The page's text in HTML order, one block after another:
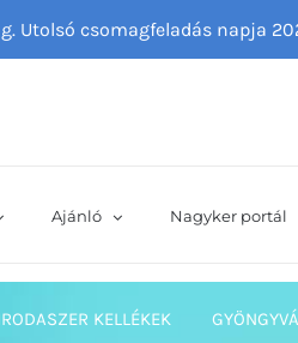
Ajánló Nagyker portál
KELLÉKEK
Utolsó csomagfeladás napja